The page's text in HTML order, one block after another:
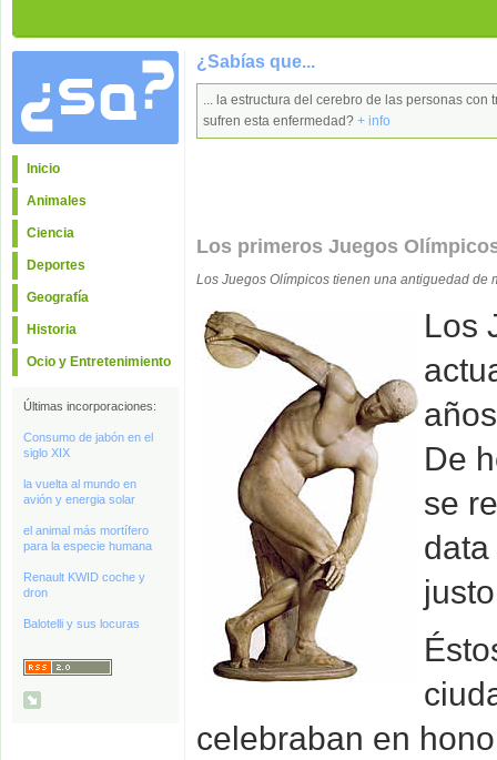
Inicio
Animales
Ciencia
Deportes
Geografía
Historia
Ocio y Entretenimiento
Últimas incorporaciones:
Consumo de jabón en el
siglo XIX
la vuelta al mundo en
avión y energia solar
el animal más mortífero
para la especie humana
Renault KWID coche y
dron
Balotelli y sus locuras
¿Sabías que...
... la estructura del cerebro de las personas
sufren esta enfermedad? + info
Los primeros Juegos
Los Juegos Olímpicos tienen una antiguedad de
Los
De
se
celebraban en